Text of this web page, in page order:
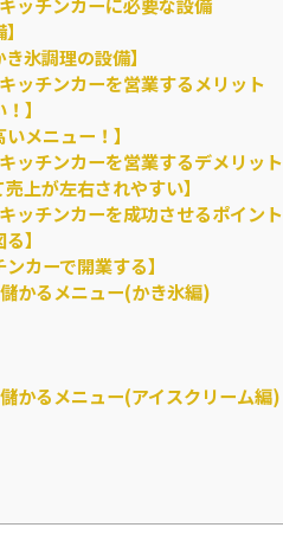
氷調理の設備】
ッチンカーを営業するメリット
】
メニュー！】
ッチンカーを営業するデメリット
上が左右されやすい】
ッチンカーを成功させるポイント
】
カーで開業する】
かるメニュー(かき氷編)
かるメニュー(アイスクリーム編)